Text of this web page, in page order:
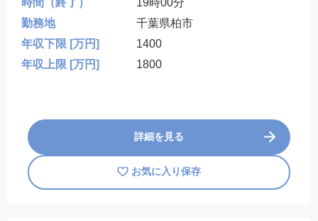
勤務地
千葉県柏市
年収下限 [万円]
1400
年収上限 [万円]
1800
詳細を見る
お気に入り保存